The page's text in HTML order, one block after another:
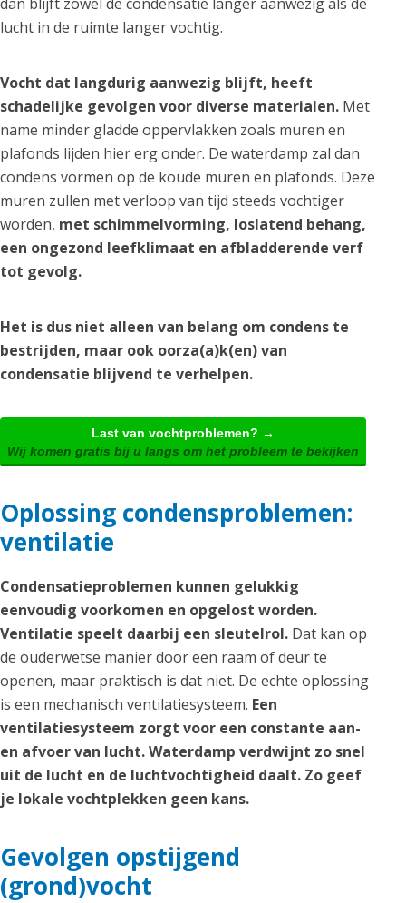
lucht in de ruimte langer vochtig.
Vocht dat langdurig aanwezig blijft, heeft
schadelijke gevolgen voor diverse materialen. Met
name minder gladde oppervlakken zoals muren en
plafonds lijden hier erg onder. De waterdamp zal dan
condens vormen op de koude muren en plafonds. Deze
muren zullen met verloop van tijd steeds vochtiger
worden, met schimmelvorming, loslatend behang,
een ongezond leefklimaat en afbladderende verf
tot gevolg.
Het is dus niet alleen van belang om condens te
bestrijden, maar ook oorza(a)k(en) van
condensatie blijvend te verhelpen.
Last van vochtproblemen? →
Wij komen gratis bij u langs om het probleem te bekijken
Oplossing condensproblemen:
ventilatie
Condensatieproblemen kunnen gelukkig
eenvoudig voorkomen en opgelost worden.
Ventilatie speelt daarbij een sleutelrol. Dat kan op
de ouderwetse manier door een raam of deur te
openen, maar praktisch is dat niet. De echte oplossing
is een mechanisch ventilatiesysteem. Een
ventilatiesysteem zorgt voor een constante aan-
en afvoer van lucht. Waterdamp verdwijnt zo snel
uit de lucht en de luchtvochtigheid daalt. Zo geef
je lokale vochtplekken geen kans.
Gevolgen opstijgend
(grond)vocht